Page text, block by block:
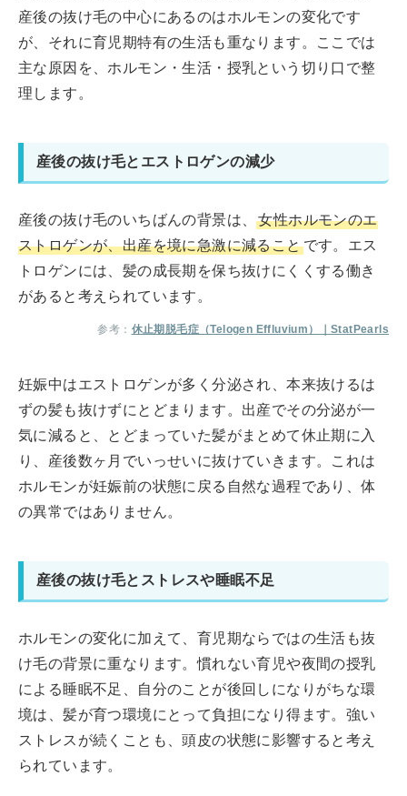
産後の抜け毛の中心にあるのはホルモンの変化です
が、それに育児期特有の生活も重なります。ここでは
主な原因を、ホルモン・生活・授乳という切り口で整
理します。
産後の抜け毛とエストロゲンの減少
産後の抜け毛のいちばんの背景は、女性ホルモンのエ
ストロゲンが、出産を境に急激に減ることです。エス
トロゲンには、髪の成長期を保ち抜けにくくする働き
があると考えられています。
参考： 休止期脱毛症（Telogen Effluvium）｜StatPearls
妊娠中はエストロゲンが多く分泌され、本来抜けるは
ずの髪も抜けずにとどまります。出産でその分泌が一
気に減ると、とどまっていた髪がまとめて休止期に入
り、産後数ヶ月でいっせいに抜けていきます。これは
ホルモンが妊娠前の状態に戻る自然な過程であり、体
の異常ではありません。
産後の抜け毛とストレスや睡眠不足
ホルモンの変化に加えて、育児期ならではの生活も抜
け毛の背景に重なります。慣れない育児や夜間の授乳
による睡眠不足、自分のことが後回しになりがちな環
境は、髪が育つ環境にとって負担になり得ます。強い
ストレスが続くことも、頭皮の状態に影響すると考え
られています。